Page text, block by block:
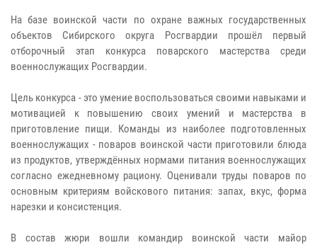
На базе воинской части по охране важных государственных
объектов Сибирского округа Росгвардии прошёл первый
отборочный этап конкурса поварского мастерства среди
военнослужащих Росгвардии.
Цель конкурса - это умение воспользоваться своими навыками и
мотивацией к повышению своих умений и мастерства в
приготовление пищи. Команды из наиболее подготовленных
военнослужащих - поваров воинской части приготовили блюда
из продуктов, утверждённых нормами питания военнослужащих
согласно ежедневному рациону. Оценивали труды поваров по
основным критериям войскового питания: запах, вкус, форма
нарезки и консистенция.
В состав жюри вошли командир воинской части майор